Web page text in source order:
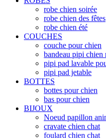
robe chien soirée
robe chien des fêtes
robe chien été
COUCHES
couche pour chien
bandeau pipi chien
pipi pad lavable
pipi pad jetable
BOTTES
bottes pour chien
bas pour chien
BIJOUX
Noeud papillon
cravate chien chat
foulard chien chat